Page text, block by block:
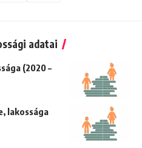
adatai
(2020 –
lakossága